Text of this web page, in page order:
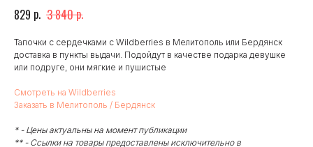
829 р. 3 840р.
Тапочки с сердечками с Wildberries в Мелитополь или Бердянск
доставка в пункты выдачи. Подойдут в качестве подарка девушке
или подруге, они мягкие и пушистые
Смотреть на Wildberries
Заказать в Мелитополь / Бердянск
* - Цены актуальны на момент публикации
** - Ссылки на товары предоставлены исключительно в